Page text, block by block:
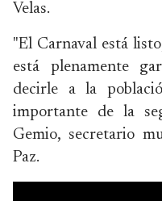
Velas.
"El Carnaval está
está plenamente
decirle a la
importante de la
Gemio, secretario
Paz.